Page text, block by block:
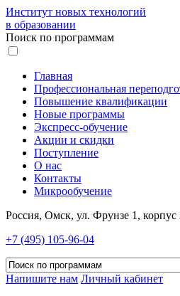
Институт новых технологий
в образовании
Поиск по программам
Главная
Профессиональная
Повышение квалификации
Новые программы
Экспресс-обучение
Акции и скидки
Поступление
О нас
Контакты
Микрообучение
Россия, Омск, ул. Фрунзе 1, корпус
+7 (495) 105-96-04
Напишите нам Личный кабинет